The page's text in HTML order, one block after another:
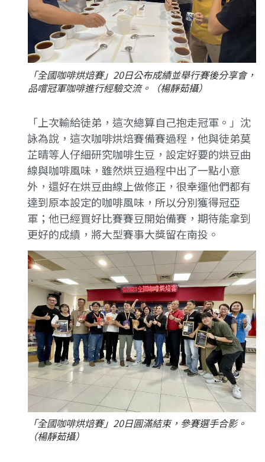
「全國咖啡烘焙賽」20日公布成績並舉行賽後分享會，
品嚐冠軍咖啡進行經驗交流。（楊靜茹攝）
「上次輸給徒弟，這次總算自己抱走冠軍。」沈
詠為說，這次咖啡烘焙賽備賽過程，他與徒弟莫
芷晴等人仔細研究咖啡生豆，設定好要的烘豆曲
線與咖啡風味，雖然烘豆過程中出了一點小意
外，還好在烘豆曲線上做修正，很幸運他們都有
達到原本設定的咖啡風味，所以分別獲得冠亞
軍；他已經買好比賽賽豆開始備賽，期待能拿到
更好的成績，將大型賽事大獎留在南投。
「全國咖啡烘焙賽」20日圓滿結束，參賽選手合影。
（楊靜茹攝）